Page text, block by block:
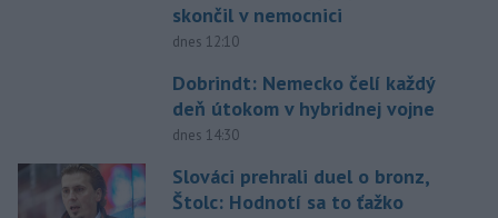
skončil v nemocnici
dnes 12:10
Dobrindt: Nemecko čelí každý
deň útokom v hybridnej vojne
dnes 14:30
Slováci prehrali duel o bronz,
Štolc: Hodnotí sa to ťažko